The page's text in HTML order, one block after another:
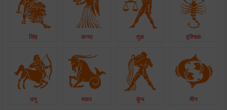
सिंह कन्या तुळ वृश्चिक
धनु मकर कुंभ मीन